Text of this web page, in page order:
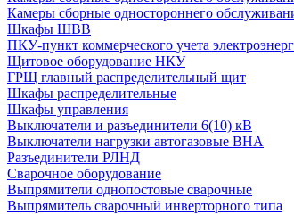
Камеры сборные одностороннего
Шкафы ШВВ
ПКУ-пункт коммерческого учета
Щитовое оборудование НКУ
ГРЩ главный распределительный щит
Шкафы распределительные
Шкафы управления
Выключатели и разъединители 6(10) кВ
Выключатели нагрузки автогазовые ВНА
Разъединители РЛНД
Сварочное оборудование
Выпрямители однопостовые сварочные
Выпрямитель сварочный инверторного типа